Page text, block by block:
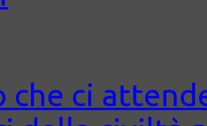
che ci